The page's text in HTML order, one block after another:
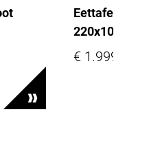
Eettafel
220x100cm
€ 1.999,00